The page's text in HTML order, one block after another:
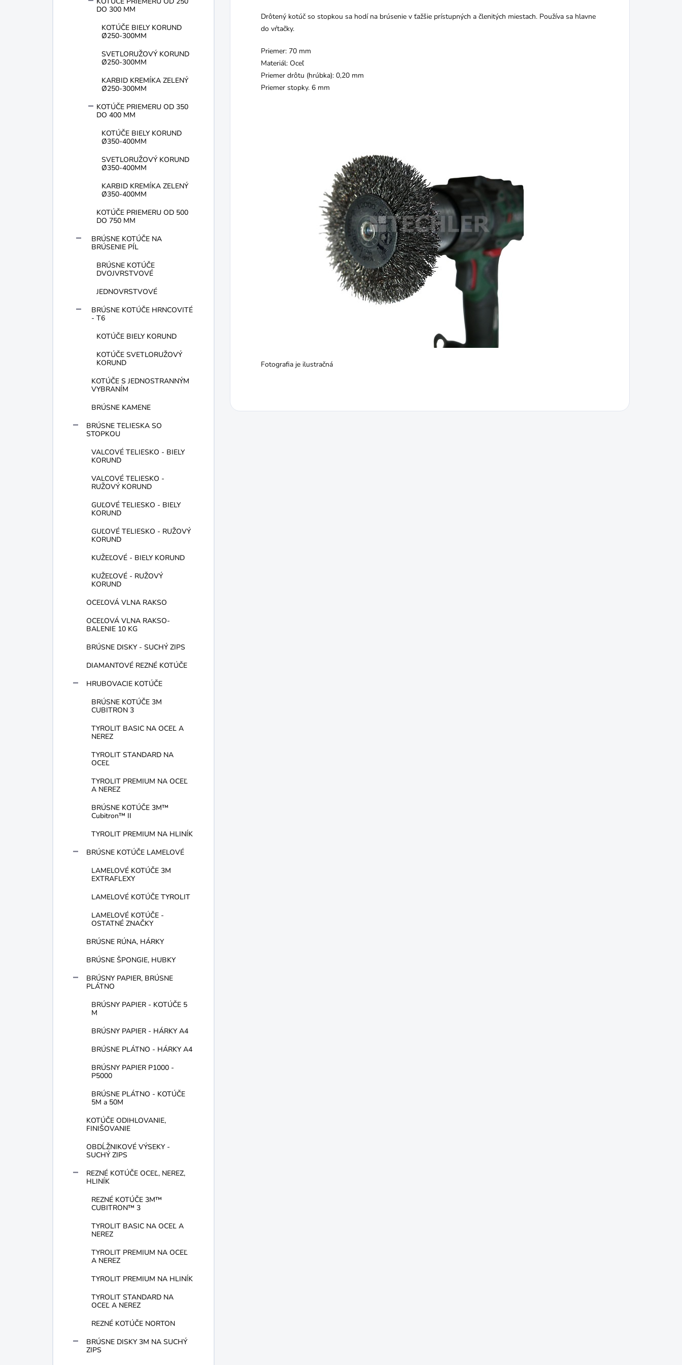
DO 300 MM
KOTÚČE BIELY KORUND
Ø250-300MM
SVETLORUŽOVÝ KORUND
Ø250-300MM
KARBID KREMÍKA ZELENÝ
Ø250-300MM
KOTÚČE PRIEMERU OD 350
DO 400 MM
KOTÚČE BIELY KORUND
Ø350-400MM
SVETLORUŽOVÝ KORUND
Ø350-400MM
KARBID KREMÍKA ZELENÝ
Ø350-400MM
KOTÚČE PRIEMERU OD 500
DO 750 MM
BRÚSNE KOTÚČE NA
BRÚSENIE PÍL
BRÚSNE KOTÚČE
DVOJVRSTVOVÉ
JEDNOVRSTVOVÉ
BRÚSNE KOTÚČE HRNCOVITÉ
- T6
KOTÚČE BIELY KORUND
KOTÚČE SVETLORUŽOVÝ
KORUND
KOTÚČE S JEDNOSTRANNÝM
VYBRANÍM
BRÚSNE KAMENE
BRÚSNE TELIESKA SO
STOPKOU
VALCOVÉ TELIESKO - BIELY
KORUND
VALCOVÉ TELIESKO -
RUŽOVÝ KORUND
GUĽOVÉ TELIESKO - BIELY
KORUND
GUĽOVÉ TELIESKO - RUŽOVÝ
KORUND
KUŽEĽOVÉ - BIELY KORUND
KUŽEĽOVÉ - RUŽOVÝ
KORUND
OCEĽOVÁ VLNA RAKSO
OCEĽOVÁ VLNA RAKSO-
BALENIE 10 KG
BRÚSNE DISKY - SUCHÝ ZIPS
DIAMANTOVÉ REZNÉ KOTÚČE
HRUBOVACIE KOTÚČE
BRÚSNE KOTÚČE 3M
CUBITRON 3
TYROLIT BASIC NA OCEĽ A
NEREZ
TYROLIT STANDARD NA
OCEĽ
TYROLIT PREMIUM NA OCEĽ
A NEREZ
BRÚSNE KOTÚČE 3M™
Cubitron™ II
TYROLIT PREMIUM NA HLINÍK
BRÚSNE KOTÚČE LAMELOVÉ
LAMELOVÉ KOTÚČE 3M
EXTRAFLEXY
LAMELOVÉ KOTÚČE TYROLIT
LAMELOVÉ KOTÚČE -
OSTATNÉ ZNAČKY
BRÚSNE RÚNA, HÁRKY
BRÚSNE ŠPONGIE, HUBKY
BRÚSNY PAPIER, BRÚSNE
PLÁTNO
BRÚSNY PAPIER - KOTÚČE 5
M
BRÚSNY PAPIER - HÁRKY A4
BRÚSNE PLÁTNO - HÁRKY A4
BRÚSNY PAPIER P1000 -
P5000
BRÚSNE PLÁTNO - KOTÚČE
5M a 50M
KOTÚČE ODIHLOVANIE,
FINIŠOVANIE
OBDĹŽNIKOVÉ VÝSEKY -
SUCHÝ ZIPS
REZNÉ KOTÚČE OCEĽ, NEREZ,
HLINÍK
REZNÉ KOTÚČE 3M™
CUBITRON™ 3
TYROLIT BASIC NA OCEĽ A
NEREZ
TYROLIT PREMIUM NA OCEĽ
A NEREZ
TYROLIT PREMIUM NA HLINÍK
TYROLIT STANDARD NA
OCEĽ A NEREZ
REZNÉ KOTÚČE NORTON
BRÚSNE DISKY 3M NA SUCHÝ
ZIPS
Drôtený kotúč so stopkou sa hodí na brúsenie v ťažšie prístupných a členitých miestach. Používa sa hlavne
do vŕtačky.
Priemer: 70 mm
Materiál: Oceľ
Priemer drôtu (hrúbka): 0,20 mm
Priemer stopky. 6 mm
Fotografia je ilustračná